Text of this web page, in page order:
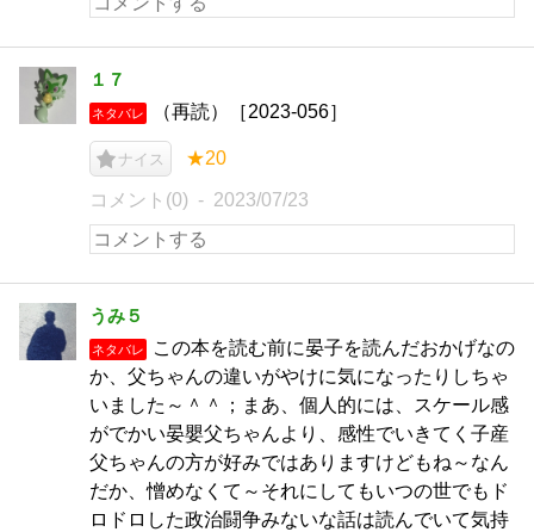
１７
ネタバレ （再読）［2023-056］
ナイス ★20
コメント(0) 2023/07/23
うみ５
ネタバレ
この本を読む前に晏子を読んだおかげなの
か、父ちゃんの違いがやけに気になったりしちゃ
いました～＾＾；まあ、個人的には、スケール感
がでかい晏嬰父ちゃんより、感性でいきてく子産
父ちゃんの方が好みではありますけどもね～なん
だか、憎めなくて～それにしてもいつの世でもド
ロドロした政治闘争みないな話は読んでいて気持